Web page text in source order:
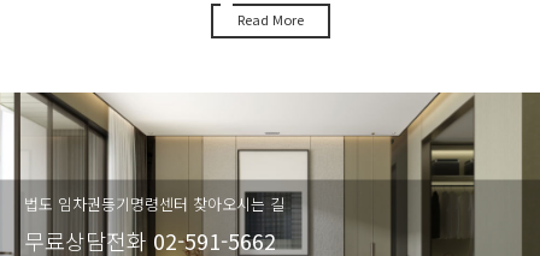
Read More
법도 임차권등기명령센터 찾아오시는 길
무료상담전화 02-591-5662